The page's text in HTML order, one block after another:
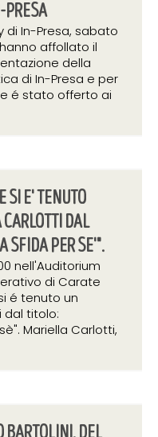
PRESA
di In-Presa, sabato
affollato il
della
di In-Presa e per
é stato offerto ai
SI E' TENUTO
DAL
SFIDA PER SE'".
nell'Auditorium
di Carate
é tenuto un
dal titolo:
Mariella Carlotti,